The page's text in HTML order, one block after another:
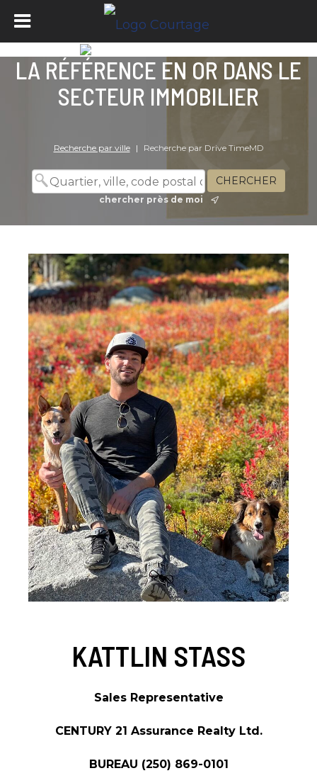
LA RÉFÉRENCE EN OR DANS LE
SECTEUR IMMOBILIER
Recherche par ville | Recherche par Drive TimeMD
chercher près de moi
KATTLIN STASS
Sales Representative
CENTURY 21 Assurance Realty Ltd.
BUREAU (250) 869-0101